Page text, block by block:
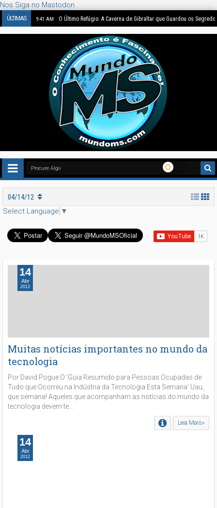
Nos Siga no Mastodon
ÚLTIMAS 9:41 AM O Último Refúgio: A Caverna de Gibraltar que Guardou os
04/14/12
Select Language ▼
Muitas notícias importantes no mundo da
tecnologia
Por David Pogue O ‘Guia Resumido para Pessoas Ocupadas de
Tudo que Ocorreu na Indústria da Tecnologia Esta Semana’ Uau,
que semana! Aqueles que acompanham as notícias do mundo da
tecnologia devem te...
Leia Mais»
14
Abr
2012
14
Abr
2012